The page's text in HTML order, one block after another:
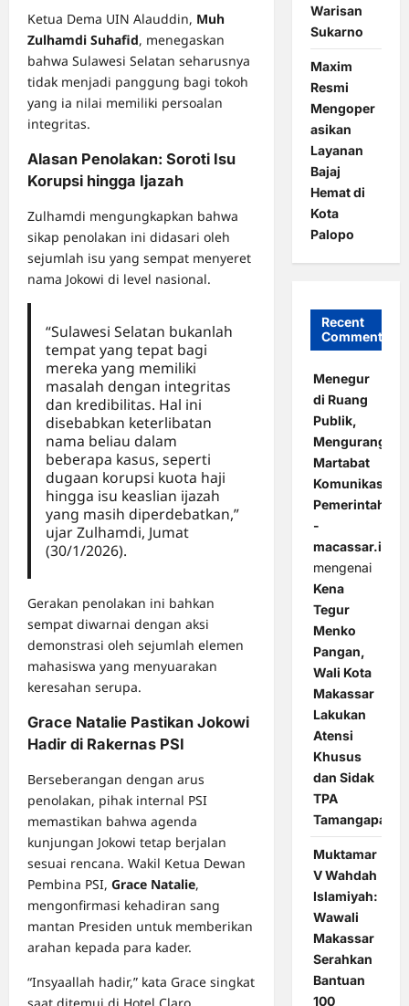
Ketua Dema UIN Alauddin, Muh
Zulhamdi Suhafid, menegaskan
bahwa Sulawesi Selatan seharusnya
tidak menjadi panggung bagi tokoh
yang ia nilai memiliki persoalan
integritas.
Alasan Penolakan: Soroti Isu
Korupsi hingga Ijazah
Zulhamdi mengungkapkan bahwa
sikap penolakan ini didasari oleh
sejumlah isu yang sempat menyeret
nama Jokowi di level nasional.
“Sulawesi Selatan bukanlah
tempat yang tepat bagi
mereka yang memiliki
masalah dengan integritas
dan kredibilitas. Hal ini
disebabkan keterlibatan
nama beliau dalam
beberapa kasus, seperti
dugaan korupsi kuota haji
hingga isu keaslian ijazah
yang masih diperdebatkan,”
ujar Zulhamdi, Jumat
(30/1/2026).
Gerakan penolakan ini bahkan
sempat diwarnai dengan aksi
demonstrasi oleh sejumlah elemen
mahasiswa yang menyuarakan
keresahan serupa.
Grace Natalie Pastikan Jokowi
Hadir di Rakernas PSI
Berseberangan dengan arus
penolakan, pihak internal PSI
memastikan bahwa agenda
kunjungan Jokowi tetap berjalan
sesuai rencana. Wakil Ketua Dewan
Pembina PSI, Grace Natalie,
mengonfirmasi kehadiran sang
mantan Presiden untuk memberikan
arahan kepada para kader.
“Insyaallah hadir,” kata Grace singkat
Warisan
Sukarno
Maxim
Resmi
Mengoper
asikan
Layanan
Bajaj
Hemat di
Kota
Palopo
Recent
Comments
Menegur
di Ruang
Publik,
Mengurangi
Martabat
Komunikasi
Pemerintahan
-
macassar.id
mengenai
Kena
Tegur
Menko
Pangan,
Wali Kota
Makassar
Lakukan
Atensi
Khusus
dan Sidak
TPA
Tamangapa
Muktamar
V Wahdah
Islamiyah:
Wawali
Makassar
Serahkan
Bantuan
100